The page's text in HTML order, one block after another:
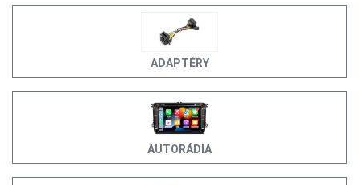
ADAPTÉRY
AUTORÁDIA